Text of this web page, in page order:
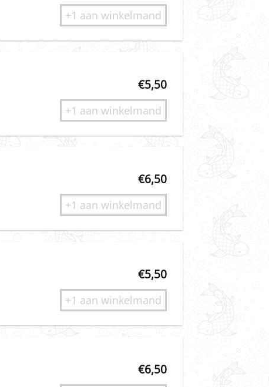
+1 aan winkelmand
€5,50
+1 aan winkelmand
€6,50
+1 aan winkelmand
€5,50
+1 aan winkelmand
€6,50